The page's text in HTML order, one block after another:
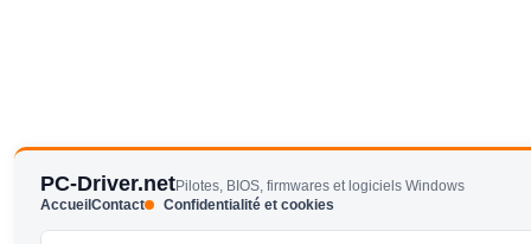
PC-Driver.netPilotes, BIOS, firmwares et logiciels Windows
AccueilContact Confidentialité et cookies